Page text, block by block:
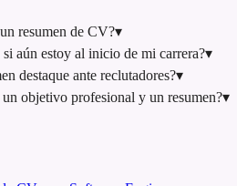
resumen de CV?▾
aún estoy al inicio de mi carrera?▾
destaque ante reclutadores?▾
objetivo profesional y un resumen?▾